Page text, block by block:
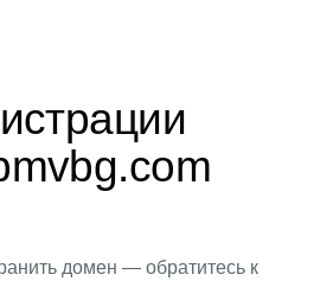
домен — обратитесь к